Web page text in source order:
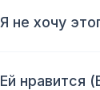
Я не хочу
Ей нравится